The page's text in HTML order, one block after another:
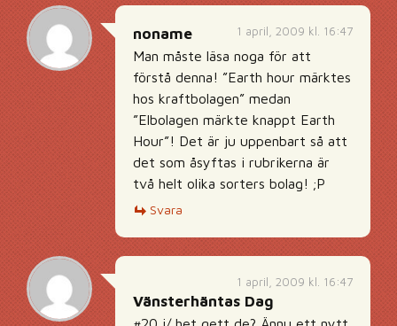
1 april, 2009 kl. 16:47
noname
Man måste läsa noga för att
förstå denna! ”Earth hour märktes
hos kraftbolagen” medan
”Elbolagen märkte knappt Earth
Hour”! Det är ju uppenbart så att
det som åsyftas i rubrikerna är
två helt olika sorters bolag! ;P
Svara
1 april, 2009 kl. 16:47
Vänsterhäntas Dag